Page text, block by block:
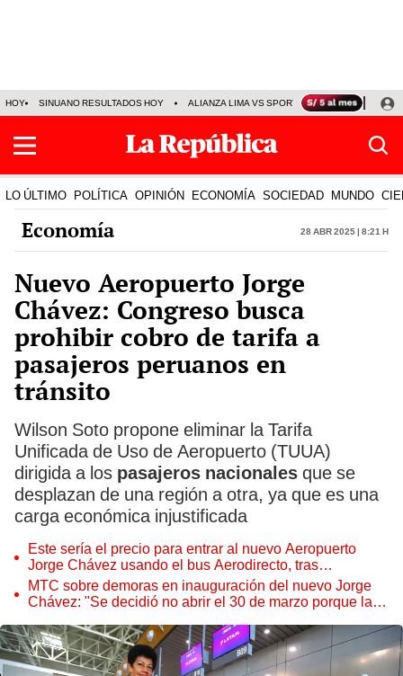
HOY SINUANO RESULTADOS HOY ALIANZA LIMA VS SPORT BOYS JORGE
LO ÚLTIMO POLÍTICA OPINIÓN ECONOMÍA SOCIEDAD MUNDO
Economía 28 Abr 2025 | 8:21 h
Nuevo Aeropuerto Jorge
Chávez: Congreso busca
prohibir cobro de tarifa a
pasajeros peruanos en
tránsito
Wilson Soto propone eliminar la Tarifa
Unificada de Uso de Aeropuerto (TUUA)
dirigida a los pasajeros nacionales que se
desplazan de una región a otra, ya que es una
carga económica injustificada
Este sería el precio para entrar al nuevo Aeropuerto
Jorge Chávez usando el bus Aerodirecto, tras
inauguración del terminal aéreo en 2025
MTC sobre demoras en inauguración del nuevo Jorge
Chávez: "Se decidió no abrir el 30 de marzo porque la